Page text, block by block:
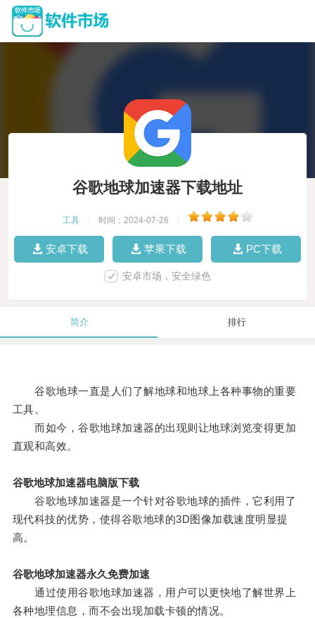
谷歌地球加速器下载地址
工具 时间：2024-07-26
安卓下载 苹果下载 PC下载
安卓市场，安全绿色
简介 排行
谷歌地球一直是人们了解地球和地球上各种事物的重要
工具。
而如今，谷歌地球加速器的出现则让地球浏览变得更加
直观和高效。
谷歌地球加速器电脑版下载
谷歌地球加速器是一个针对谷歌地球的插件，它利用了
现代科技的优势，使得谷歌地球的3D图像加载速度明显提
高。
谷歌地球加速器永久免费加速
通过使用谷歌地球加速器，用户可以更快地了解世界上
各种地理信息，而不会出现加载卡顿的情况。